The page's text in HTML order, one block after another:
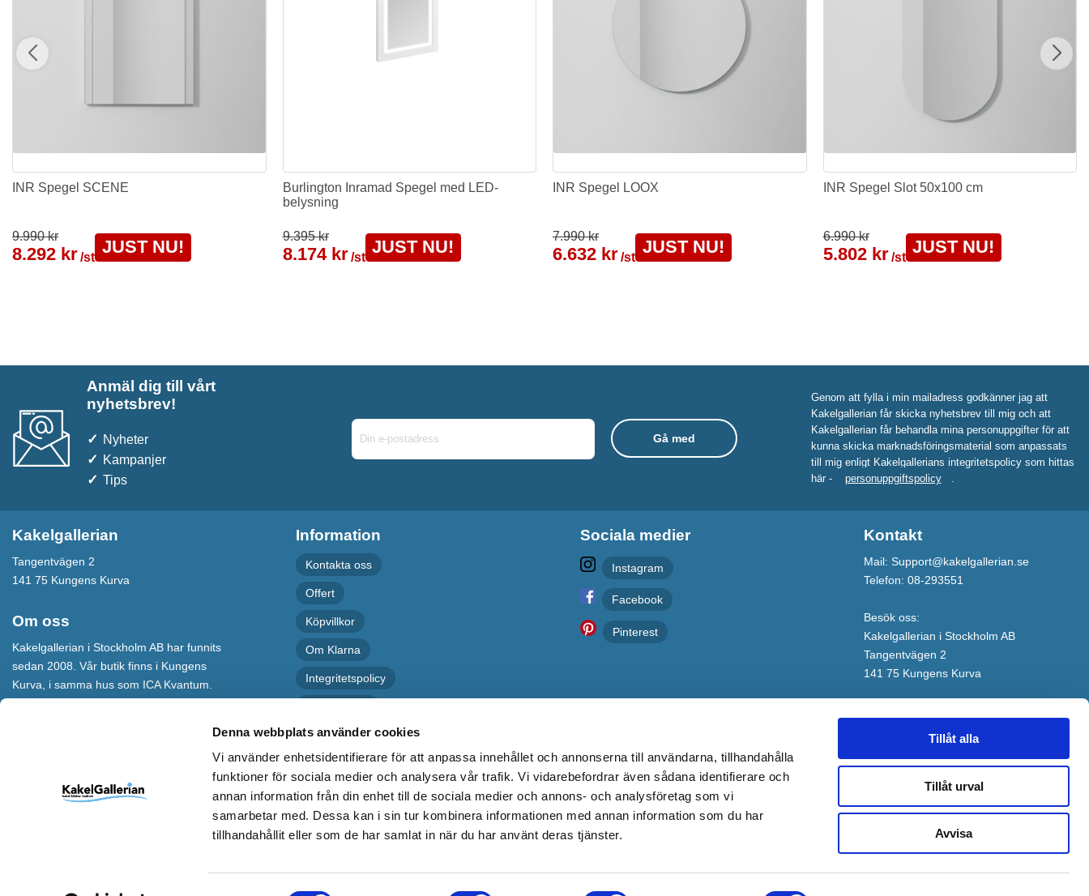
Denna webbplats använder cookies
Vi använder enhetsidentifierare för att anpassa innehållet och annonserna till användarna, tillhandahålla
funktioner för sociala medier och analysera vår trafik. Vi vidarebefordrar även sådana identifierare och
annan information från din enhet till de sociala medier och annons- och analysföretag som vi
samarbetar med. Dessa kan i sin tur kombinera informationen med annan information som du har
tillhandahållit eller som de har samlat in när du har använt deras tjänster.
Tillåt alla
Tillåt urval
Avvisa
INR Spegel SCENE
9.990 kr
8.292 kr/st
JUST NU!
Burlington Inramad Spegel med LED-
belysning
9.395 kr
8.174 kr /st
JUST NU!
INR Spegel LOOX
7.990 kr
6.632 kr/st
JUST NU!
INR Spegel Slot 50x100 cm
6.990 kr
5.802 kr /st
JUST NU!
Anmäl dig till vårt
nyhetsbrev!
Nyheter
Kampanjer
Tips
Genom att fylla i min mailadress godkänner jag att
Kakelgallerian får skicka nyhetsbrev till mig och att
Kakelgallerian får behandla mina personuppgifter för att
kunna skicka marknadsföringsmaterial som anpassats
till mig enligt Kakelgallerians integritetspolicy som hittas
här -
personuppgiftspolicy
Kakelgallerian
Tangentvägen 2
141 75 Kungens Kurva
Om oss
Kakelgallerian i Stockholm AB har funnits
sedan 2008. Vår butik finns i Kungens
Kurva, i samma hus som ICA Kvantum.
kommer till vår butik eller besöker vår
webbshop ska bli inspirerade till nya och
Information
Kontakta oss
Offert
Köpvillkor
Om Klarna
Integritetspolicy
Sociala medier
Instagram
Facebook
Pinterest
Kontakt
Mail: Support@kakelgallerian.se
Telefon: 08-293551
Besök oss:
Kakelgallerian i Stockholm AB
Tangentvägen 2
141 75 Kungens Kurva